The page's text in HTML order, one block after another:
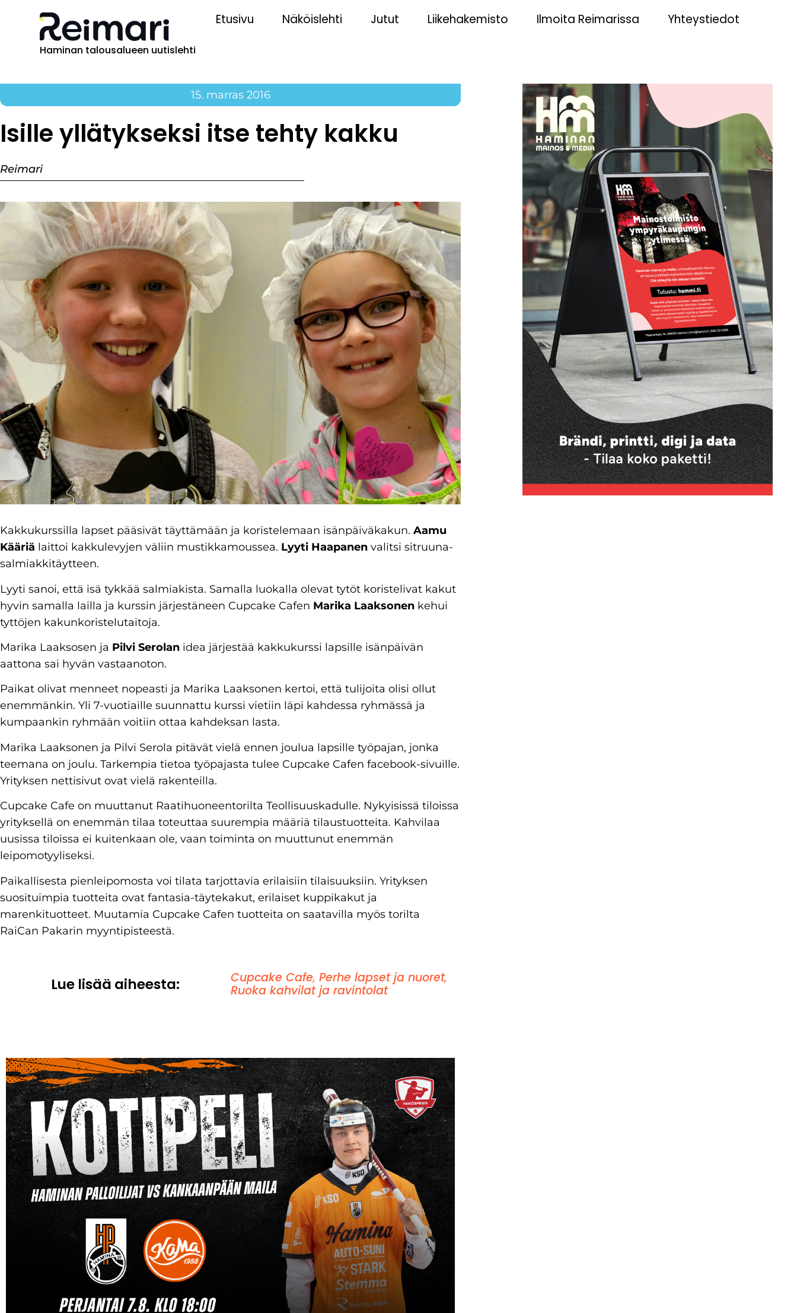
Haminan talousalueen uutislehti
Etusivu Näköislehti Jutut Liikehakemisto Ilmoita Reimarissa Yhteystiedot
15. marras 2016
Isille yllätykseksi itse tehty kakku
Reimari
Kakkukurssilla lapset pääsivät täyttämään ja koristelemaan isänpäiväkakun. Aamu
Kääriä laittoi kakkulevyjen väliin mustikkamoussea. Lyyti Haapanen valitsi sitruuna-
salmiakkitäytteen.
Lyyti sanoi, että isä tykkää salmiakista. Samalla luokalla olevat tytöt koristelivat kakut
hyvin samalla lailla ja kurssin järjestäneen Cupcake Cafen Marika Laaksonen kehui
tyttöjen kakunkoristelutaitoja.
Marika Laaksosen ja Pilvi Serolan idea järjestää kakkukurssi lapsille isänpäivän
aattona sai hyvän vastaanoton.
Paikat olivat menneet nopeasti ja Marika Laaksonen kertoi, että tulijoita olisi ollut
enemmänkin. Yli 7-vuotiaille suunnattu kurssi vietiin läpi kahdessa ryhmässä ja
kumpaankin ryhmään voitiin ottaa kahdeksan lasta.
Marika Laaksonen ja Pilvi Serola pitävät vielä ennen joulua lapsille työpajan, jonka
teemana on joulu. Tarkempia tietoa työpajasta tulee Cupcake Cafen facebook-sivuille.
Yrityksen nettisivut ovat vielä rakenteilla.
Cupcake Cafe on muuttanut Raatihuoneentorilta Teollisuuskadulle. Nykyisissä tiloissa
yrityksellä on enemmän tilaa toteuttaa suurempia määriä tilaustuotteita. Kahvilaa
uusissa tiloissa ei kuitenkaan ole, vaan toiminta on muuttunut enemmän
leipomotyyliseksi.
Paikallisesta pienleipomosta voi tilata tarjottavia erilaisiin tilaisuuksiin. Yrityksen
suosituimpia tuotteita ovat fantasia-täytekakut, erilaiset kuppikakut ja
marenkituotteet. Muutamia Cupcake Cafen tuotteita on saatavilla myös torilta
RaiCan Pakarin myyntipisteestä.
Lue lisää aiheesta: Cupcake Cafe, Perhe lapset ja nuoret,
Ruoka kahvilat ja ravintolat